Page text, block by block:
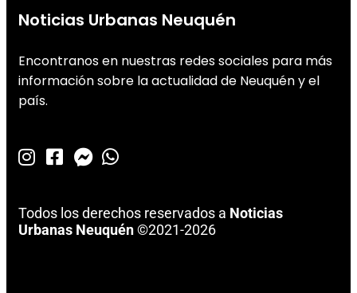
Noticias Urbanas Neuquén
Encontranos en nuestras redes sociales para más
información sobre la actualidad de Neuquén y el
país.
Todos los derechos reservados a Noticias
Urbanas Neuquén©2021-2026